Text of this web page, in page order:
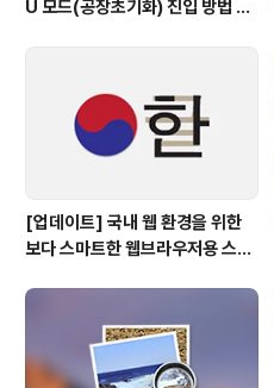
U 모드(공장초기화) 진입 방법 변
[업데이트] 국내 웹 환경을 위한
보다 스마트한 웹브라우저용 스타